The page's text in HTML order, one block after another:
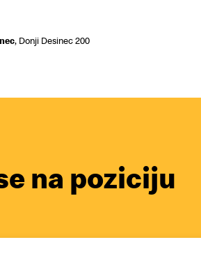
, Donji Desinec 200
na poziciju